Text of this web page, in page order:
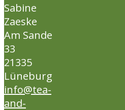
Sabine
Zaeske
Am Sande
33
21335
Lüneburg
info@tea-
and-